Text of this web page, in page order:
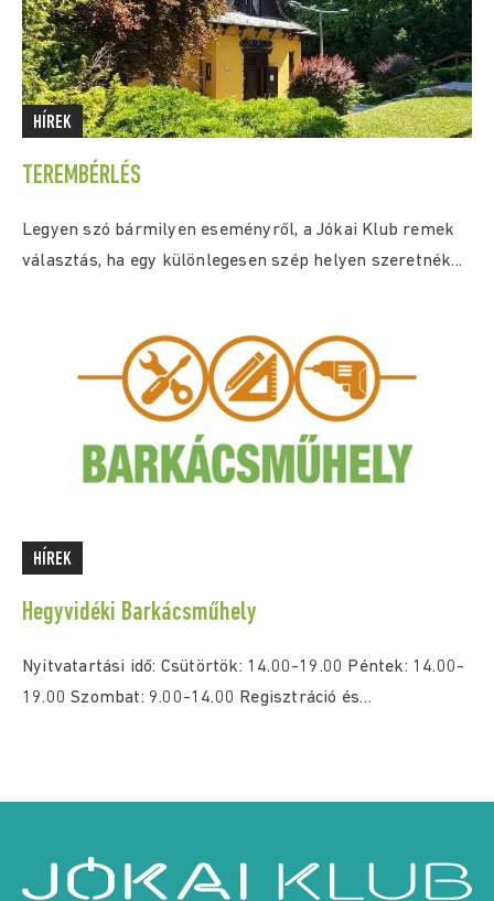
HÍREK
TEREMBÉRLÉS
Legyen szó bármilyen eseményről, a Jókai Klub remek
választás, ha egy különlegesen szép helyen szeretnék...
HÍREK
Hegyvidéki Barkácsműhely
Nyitvatartási idő: Csütörtök: 14.00-19.00 Péntek: 14.00-
19.00 Szombat: 9.00-14.00 Regisztráció és